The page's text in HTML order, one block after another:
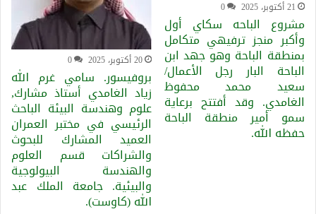
21 أكتوبر، 2025 0
مشروع الباحه سكاي أول
وأكبر منجز ترفيهي متكامل
بمنطقة الباحة وهو جهد ابن
الباحة البار رجل الأعمال/
سعيد محمد محفوظ
الغامدي. وقد أفتتح برعاية
سمو أمير منطقة الباحة
حفظه الله.
20 أكتوبر، 2025 0
بروفيسور. سامي غرم الله
زياد الغامدي أستاذ مشارك,
علوم وهندسة البيئة الباحث
الرئيسي في مختبر العمران
العميد المشارك للبحوث
والشراكات قسم العلوم
والهندسة البيولوجية
والبيئية. جامعة الملك عبد
الله (كاوست).